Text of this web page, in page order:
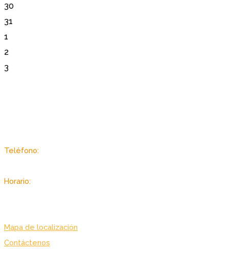
30
31
1
2
3
Teléfono:
Horario:
Mapa de localización
Contáctenos